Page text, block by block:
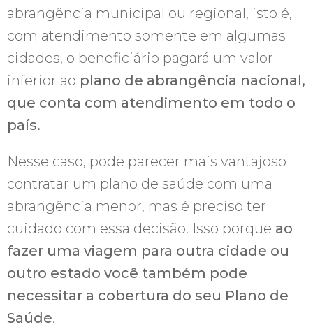
abrangência municipal ou regional, isto é,
com atendimento somente em algumas
cidades, o beneficiário pagará um valor
inferior ao plano de abrangência nacional,
que conta com atendimento em todo o
país.
Nesse caso, pode parecer mais vantajoso
contratar um plano de saúde com uma
abrangência menor, mas é preciso ter
cuidado com essa decisão. Isso porque ao
fazer uma viagem para outra cidade ou
outro estado você também pode
necessitar a cobertura do seu Plano de
Saúde.